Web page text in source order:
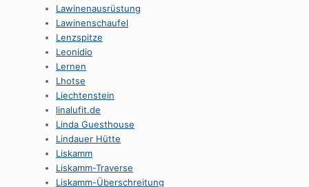
Lawinenausrüstung
Lawinenschaufel
Lenzspitze
Leonidio
Lernen
Lhotse
Liechtenstein
linalufit.de
Linda Guesthouse
Lindauer Hütte
Liskamm
Liskamm-Traverse
Liskamm-Überschreitung